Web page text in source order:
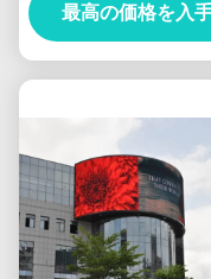
ン
最高の価格を入